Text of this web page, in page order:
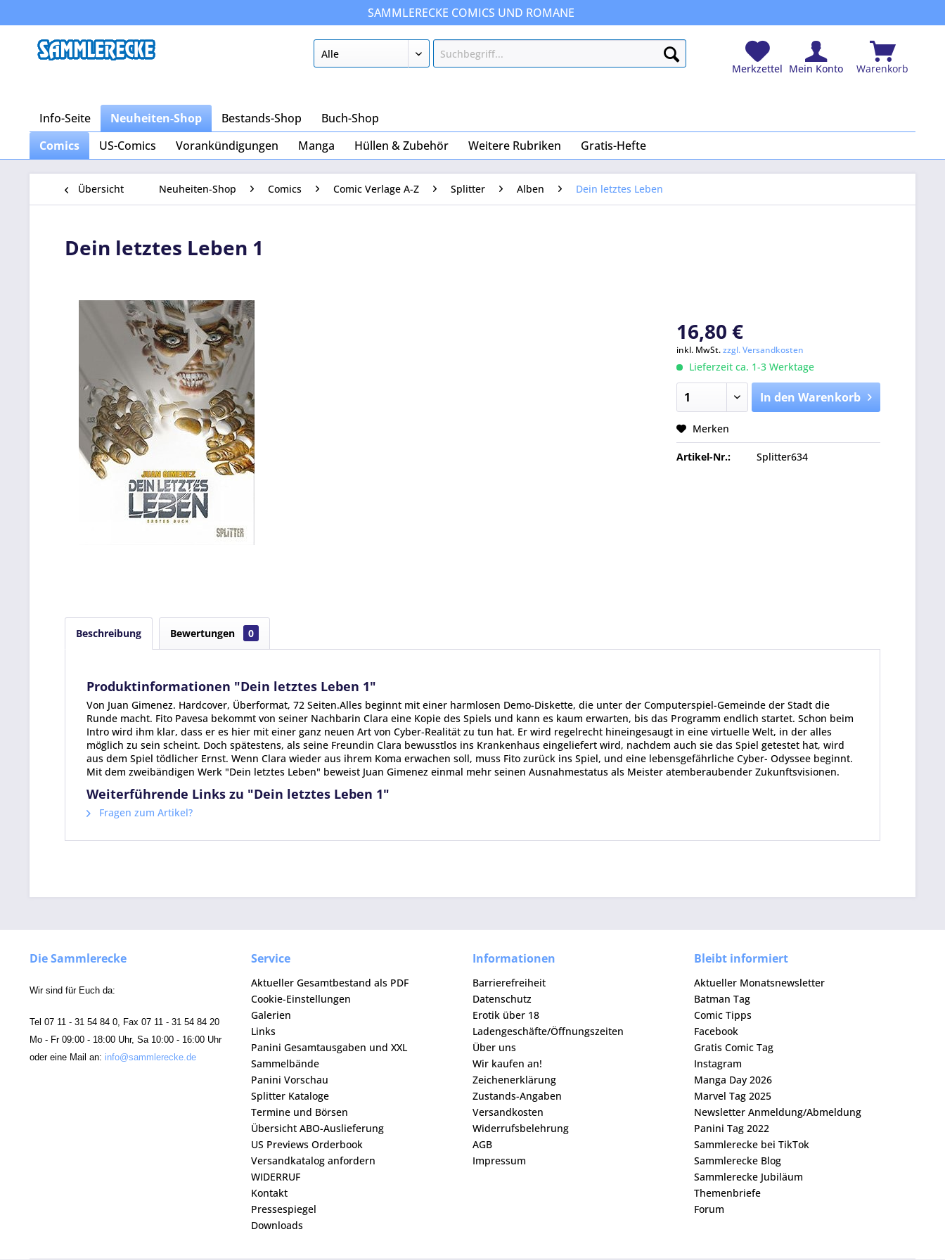
SAMMLERECKE COMICS UND ROMANE
Merkzettel Mein Konto Warenkorb
Info-Seite Neuheiten-Shop Bestands-Shop
Buch-Shop
Comics
US-Comics Vorankündigungen Manga Hüllen & Zubehör Weitere Rubriken Gratis-Hefte
Übersicht Neuheiten-Shop Comics Comic Verlage A-Z Splitter Alben Dein letztes Leben
Dein letztes Leben 1
16,80 €
inkl. MwSt.zzgl. Versandkosten
Lieferzeit ca. 1-3 Werktage
In den Warenkorb
Merken
Artikel-Nr.: Splitter634
Beschreibung Bewertungen 0
Produktinformationen "Dein letztes Leben 1"
Von Juan Gimenez. Hardcover, Überformat, 72 Seiten.Alles beginnt mit einer harmlosen Demo-Diskette, die unter der Computerspiel-Gemeinde der Stadt die
Runde macht. Fito Pavesa bekommt von seiner Nachbarin Clara eine Kopie des Spiels und kann es kaum erwarten, bis das Programm endlich startet. Schon beim
Intro wird ihm klar, dass er es hier mit einer ganz neuen Art von Cyber-Realität zu tun hat. Er wird regelrecht hineingesaugt in eine virtuelle Welt, in der alles
möglich zu sein scheint. Doch spätestens, als seine Freundin Clara bewusstlos ins Krankenhaus eingeliefert wird, nachdem auch sie das Spiel getestet hat, wird
aus dem Spiel tödlicher Ernst. Wenn Clara wieder aus ihrem Koma erwachen soll, muss Fito zurück ins Spiel, und eine lebensgefährliche Cyber- Odyssee beginnt.
Mit dem zweibändigen Werk "Dein letztes Leben" beweist Juan Gimenez einmal mehr seinen Ausnahmestatus als Meister atemberaubender Zukunftsvisionen.
Weiterführende Links zu "Dein letztes Leben 1"
Fragen zum Artikel?
Die Sammlerecke
Wir sind für Euch da:
Tel 07 11 - 31 54 84 0, Fax 07 11 - 31 54 84 20
Mo - Fr 09:00 - 18:00 Uhr, Sa 10:00 - 16:00 Uhr
oder eine Mail an: info@sammlerecke.de
Service
Aktueller Gesamtbestand als PDF
Cookie-Einstellungen
Galerien
Links
Panini Gesamtausgaben und XXL
Sammelbände
Panini Vorschau
Splitter Kataloge
Termine und Börsen
Übersicht ABO-Auslieferung
US Previews Orderbook
Versandkatalog anfordern
WIDERRUF
Kontakt
Pressespiegel
Downloads
Informationen
Barrierefreiheit
Datenschutz
Erotik über 18
Ladengeschäfte/Öffnungszeiten
Über uns
Wir kaufen an!
Zeichenerklärung
Zustands-Angaben
Versandkosten
Widerrufsbelehrung
AGB
Impressum
Bleibt informiert
Aktueller Monatsnewsletter
Batman Tag
Comic Tipps
Facebook
Gratis Comic Tag
Instagram
Manga Day 2026
Marvel Tag 2025
Newsletter Anmeldung/Abmeldung
Panini Tag 2022
Sammlerecke bei TikTok
Sammlerecke Blog
Sammlerecke Jubiläum
Themenbriefe
Forum